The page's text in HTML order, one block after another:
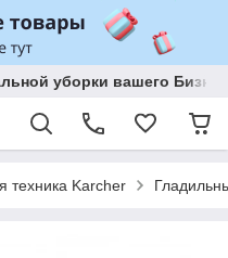
уборки вашего
техника Karcher